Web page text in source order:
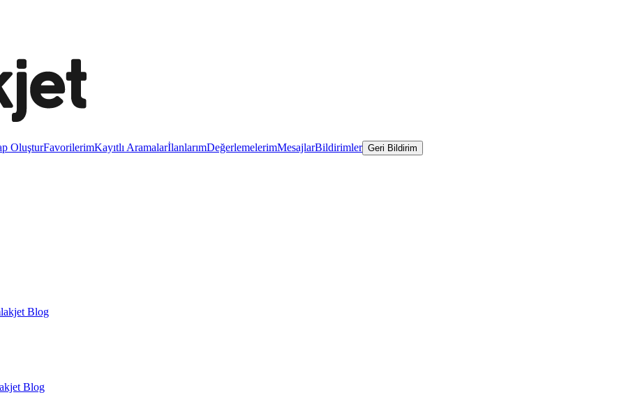
OluşturFavorilerimKayıtlı AramalarİlanlarımDeğerlemelerimMesajlarBildirimler Geri Bildirim
Blog
Blog